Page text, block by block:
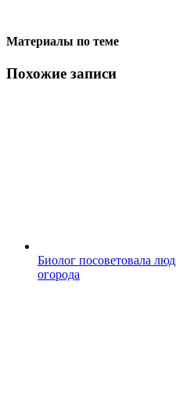
Материалы по теме
Похожие записи
Биолог посоветовала
огорода